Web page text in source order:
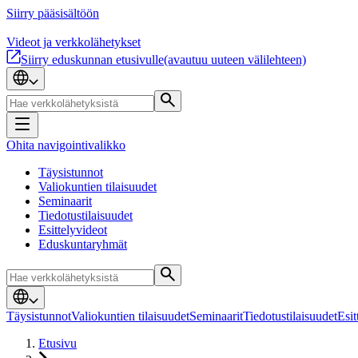
Siirry pääsisältöön
Videot ja verkkolähetykset
Siirry eduskunnan etusivulle(avautuu uuteen välilehteen)
Ohita navigointivalikko
Täysistunnot
Valiokuntien tilaisuudet
Seminaarit
Tiedotustilaisuudet
Esittelyvideot
Eduskuntaryhmät
TäysistunnotValiokuntien tilaisuudetSeminaaritTiedotustilaisuudet
Etusivu